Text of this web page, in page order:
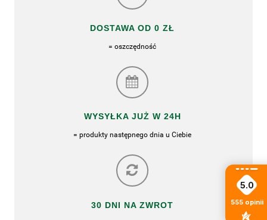
DOSTAWA OD 0 ZŁ
= oszczędność
WYSYŁKA JUŻ W 24H
= produkty następnego dnia u Ciebie
30 DNI NA ZWROT
5.0
555 opinii